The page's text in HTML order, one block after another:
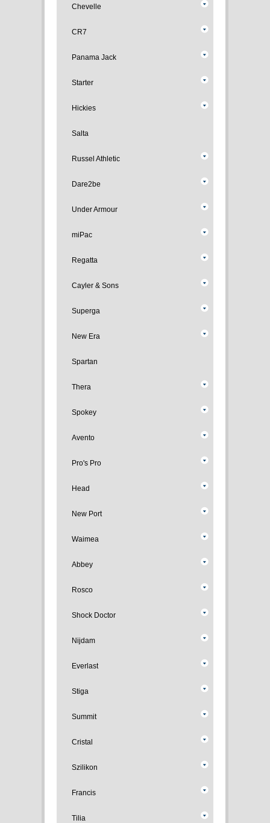
Chevelle
CR7
Panama Jack
Starter
Hickies
Salta
Russel Athletic
Dare2be
Under Armour
miPac
Regatta
Cayler & Sons
Superga
New Era
Spartan
Thera
Spokey
Avento
Pro's Pro
Head
New Port
Waimea
Abbey
Rosco
Shock Doctor
Nijdam
Everlast
Stiga
Summit
Cristal
Szilikon
Francis
Tilia